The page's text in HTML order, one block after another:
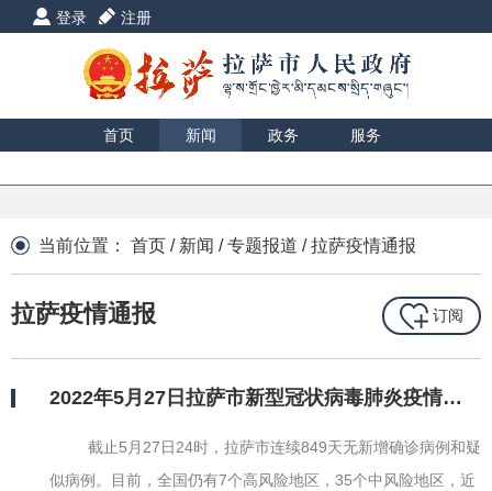
登录 注册
首页 新闻 政务
服务
当前位置： 首页 / 新闻 /专题报道 /拉萨疫情通报
拉萨疫情通报 订阅
2022年5月27日拉萨市新型冠状病毒肺炎疫情情况
截止5月27日24时，拉萨市连续849天无新增确诊病例和疑
似病例。目前，全国仍有7个高风险地区，35个中风险地区，近